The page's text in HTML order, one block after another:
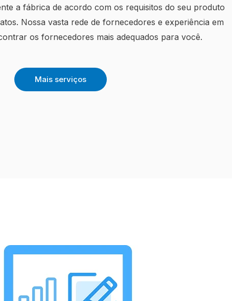
a fábrica de acordo com os requisitos do seu produto
Nossa vasta rede de fornecedores e experiência em
os fornecedores mais adequados para você.
Mais serviços